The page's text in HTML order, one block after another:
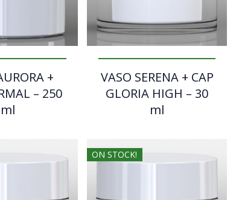
+
– 250
ml
VASO SERENA + CAP
GLORIA HIGH – 30
ml
ON STOCK!